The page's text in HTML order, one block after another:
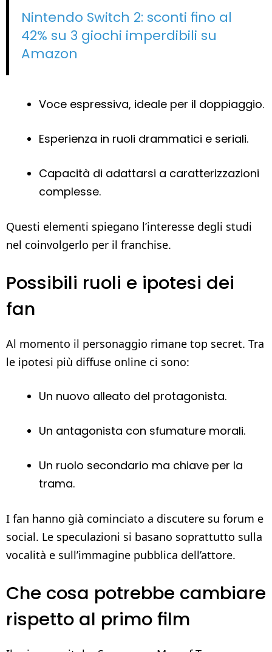
Nintendo Switch 2: sconti fino al
42% su 3 giochi imperdibili su
Amazon
Voce espressiva, ideale per il doppiaggio.
Esperienza in ruoli drammatici e seriali.
Capacità di adattarsi a caratterizzazioni
complesse.
Questi elementi spiegano l’interesse degli studi
nel coinvolgerlo per il franchise.
Possibili ruoli e ipotesi dei
fan
Al momento il personaggio rimane top secret. Tra
le ipotesi più diffuse online ci sono:
Un nuovo alleato del protagonista.
Un antagonista con sfumature morali.
Un ruolo secondario ma chiave per la
trama.
I fan hanno già cominciato a discutere su forum e
social. Le speculazioni si basano soprattutto sulla
vocalità e sull’immagine pubblica dell’attore.
Che cosa potrebbe cambiare
rispetto al primo film